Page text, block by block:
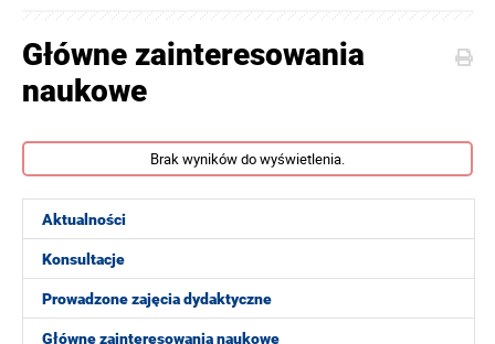
Aktualności
Konsultacje
Prowadzone zajęcia dydaktyczne
Główne zainteresowania naukowe
Główne zainteresowania
naukowe
Brak wyników do wyświetlenia.